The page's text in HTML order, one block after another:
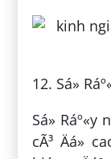
12. Sá»
Sá» Ráº«y
cÃ³ Äá»